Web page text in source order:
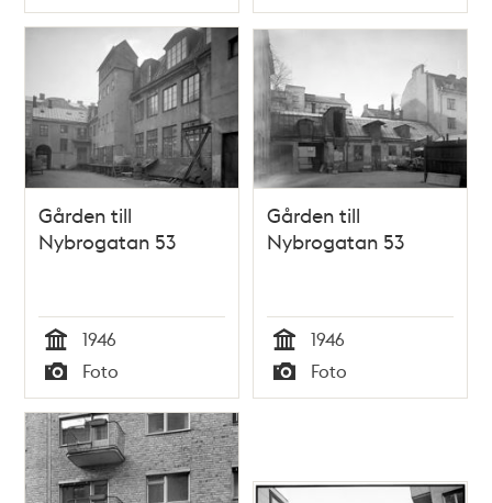
Typ Typ
Gården till
Nybrogatan 53
Tid
1946
Typ
Foto
Gården till
Nybrogatan 53
Tid
1946
Typ
Foto